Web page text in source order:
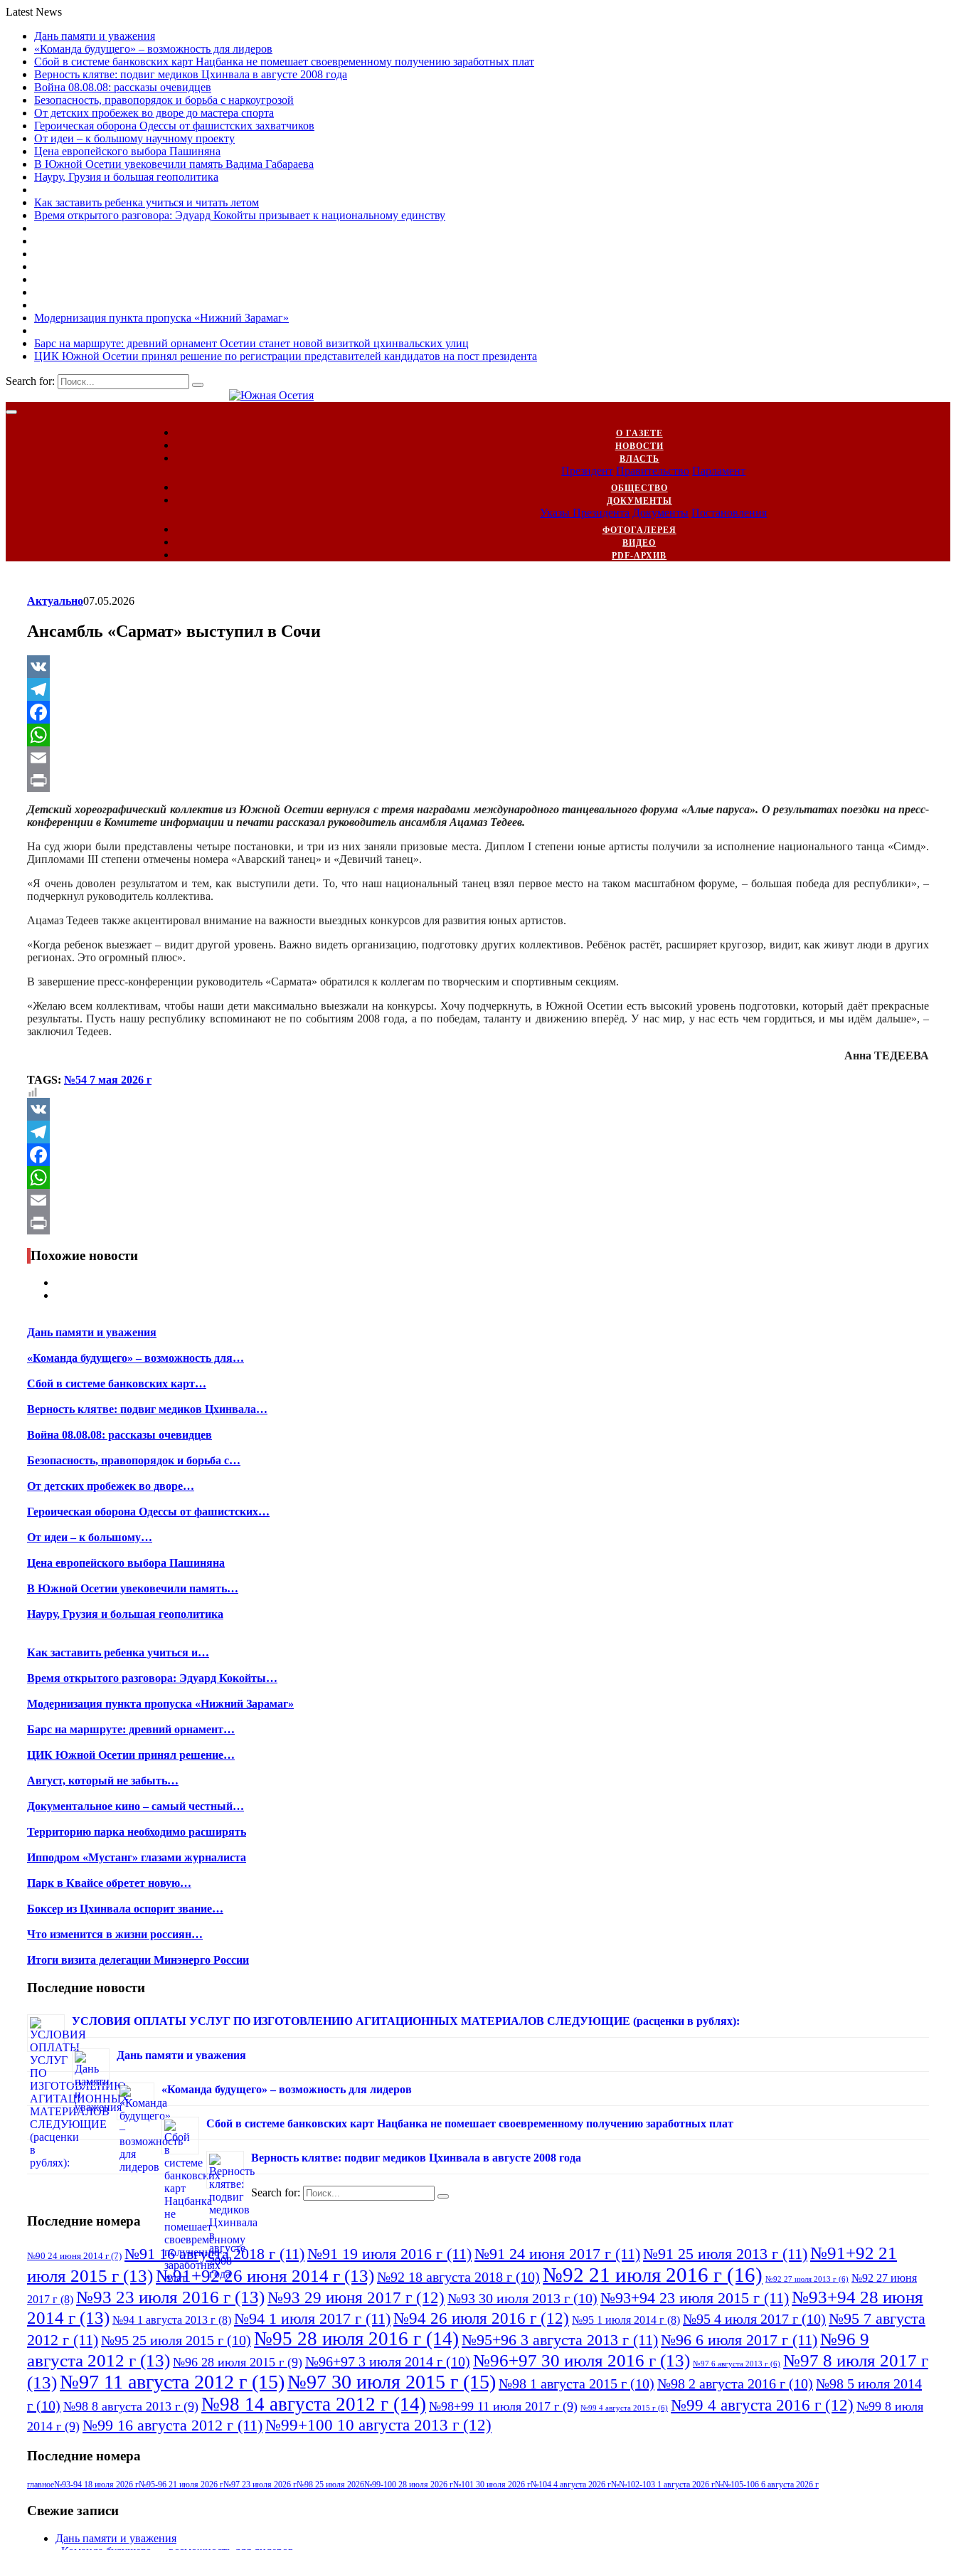
Latest News
Дань памяти и уважения
«Команда будущего» – возможность для лидеров
Сбой в системе банковских карт Нацбанка не помешает своевременному получению заработных плат
Верность клятве: подвиг медиков Цхинвала в августе 2008 года
Война 08.08.08: рассказы очевидцев
Безопасность, правопорядок и борьба с наркоугрозой
От детских пробежек во дворе до мастера спорта
Героическая оборона Одессы от фашистских захватчиков
От идеи – к большому научному проекту
Цена европейского выбора Пашиняна
В Южной Осетии увековечили память Вадима Габараева
Науру, Грузия и большая геополитика
Как заставить ребенка учиться и читать летом
Время открытого разговора: Эдуард Кокойты призывает к национальному единству
Модернизация пункта пропуска «Нижний Зарамаг»
Барс на маршруте: древний орнамент Осетии станет новой визиткой цхинвальских улиц
ЦИК Южной Осетии принял решение по регистрации представителей кандидатов на пост президента
Search for:
О ГАЗЕТЕ
НОВОСТИ
ВЛАСТЬ
Президент Правительство Парламент
ОБЩЕСТВО
ДОКУМЕНТЫ
Указы Президента Документы Постановления
ФОТОГАЛЕРЕЯ
ВИДЕО
PDF-АРХИВ
Актуально07.05.2026
Ансамбль «Сармат» выступил в Сочи
VK
Telegram
Facebook
WhatsApp
Email
Print
Детский хореографический коллектив из Южной Осетии вернулся с тремя наградами международного танцевального форума «Алые паруса». О результатах поездки на пресс-
конференции в Комитете информации и печати рассказал руководитель ансамбля Ацамаз Тедеев.
На суд жюри были представлены четыре постановки, и три из них заняли призовые места. Диплом I степени юные артисты получили за исполнение национального танца «Симд».
Дипломами III степени отмечены номера «Аварский танец» и «Девичий танец».
«Я очень доволен результатом и тем, как выступили дети. То, что наш национальный танец взял первое место на таком масштабном форуме, – большая победа для республики», –
подчеркнул руководитель коллектива.
Ацамаз Тедеев также акцентировал внимание на важности выездных конкурсов для развития юных артистов.
«Когда ребенок выезжает – видит другой уровень. Важно видеть организацию, подготовку других коллективов. Ребёнок растёт, расширяет кругозор, видит, как живут люди в других
регионах. Это огромный плюс».
В завершение пресс-конференции руководитель «Сармата» обратился к коллегам по творческим и спортивным секциям.
«Желаю всем коллективам, чтобы наши дети максимально выезжали на конкурсы. Хочу подчеркнуть, в Южной Осетии есть высокий уровень подготовки, который даёт прекрасные
результаты. Пусть нашу республику вспоминают не по событиям 2008 года, а по победам, таланту и движению вперёд. У нас мир, у нас есть чем гордиться, и мы идём дальше», –
заключил Тедеев.
Анна ТЕДЕЕВА
TAGS: №54 7 мая 2026 г
VK
Telegram
Facebook
WhatsApp
Email
Print
Похожие новости
Дань памяти и уважения
«Команда будущего» – возможность для…
Сбой в системе банковских карт…
Верность клятве: подвиг медиков Цхинвала…
Война 08.08.08: рассказы очевидцев
Безопасность, правопорядок и борьба с…
От детских пробежек во дворе…
Героическая оборона Одессы от фашистских…
От идеи – к большому…
Цена европейского выбора Пашиняна
В Южной Осетии увековечили память…
Науру, Грузия и большая геополитика
Как заставить ребенка учиться и…
Время открытого разговора: Эдуард Кокойты…
Модернизация пункта пропуска «Нижний Зарамаг»
Барс на маршруте: древний орнамент…
ЦИК Южной Осетии принял решение…
Август, который не забыть…
Документальное кино – самый честный…
Территорию парка необходимо расширять
Ипподром «Мустанг» глазами журналиста
Парк в Квайсе обретет новую…
Боксер из Цхинвала оспорит звание…
Что изменится в жизни россиян…
Итоги визита делегации Минэнерго России
Последние новости
УСЛОВИЯ ОПЛАТЫ УСЛУГ ПО ИЗГОТОВЛЕНИЮ АГИТАЦИОННЫХ МАТЕРИАЛОВ СЛЕДУЮЩИЕ (расценки в рублях):
Дань памяти и уважения
«Команда будущего» – возможность для лидеров
Сбой в системе банковских карт Нацбанка не помешает своевременному получению заработных плат
Верность клятве: подвиг медиков Цхинвала в августе 2008 года
Search for:
Последние номера
№90 24 июня 2014 г (7) №91 16 августа 2018 г (11)№91 19 июля 2016 г (11)№91 24 июня 2017 г (11)№91 25 июля 2013 г (11)№91+92 21
июля 2015 г (13)№91+92 26 июня 2014 г (13)№92 18 августа 2018 г (10) №92 21 июля 2016 г (16) №92 27 июля 2013 г (6) №92 27 июня
2017 г (8) №93 23 июля 2016 г (13)№93 29 июня 2017 г (12) №93 30 июля 2013 г (10) №93+94 23 июля 2015 г (11)№93+94 28 июня
2014 г (13) №94 1 августа 2013 г (8) №94 1 июля 2017 г (11)№94 26 июля 2016 г (12) №95 1 июля 2014 г (8) №95 4 июля 2017 г (10) №95 7 августа
2012 г (11)№95 25 июля 2015 г (10) №95 28 июля 2016 г (14) №95+96 3 августа 2013 г (11)№96 6 июля 2017 г (11)№96 9
августа 2012 г (13) №96 28 июля 2015 г (9) №96+97 3 июля 2014 г (10) №96+97 30 июля 2016 г (13) №97 6 августа 2013 г (6) №97 8 июля 2017 г
(13)№97 11 августа 2012 г (15)№97 30 июля 2015 г (15) №98 1 августа 2015 г (10) №98 2 августа 2016 г (10) №98 5 июля 2014
г (10) №98 8 августа 2013 г (9) №98 14 августа 2012 г (14) №98+99 11 июля 2017 г (9) №99 4 августа 2015 г (6) №99 4 августа 2016 г (12) №99 8 июля
2014 г (9) №99 16 августа 2012 г (11)№99+100 10 августа 2013 г (12)
Последние номера
главное№93-94 18 июля 2026 г№95-96 21 июля 2026 г№97 23 июля 2026 г№98 25 июля 2026№99-100 28 июля 2026 г№101 30 июля 2026 г№104 4 августа 2026 г№№102-103 1 августа 2026 г№№105-106 6 августа 2026 г
Свежие записи
Дань памяти и уважения